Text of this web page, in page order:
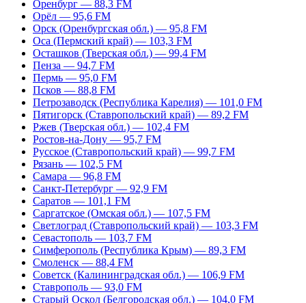
Оренбург — 88,3 FM
Орёл — 95,6 FM
Орск (Оренбургская обл.) — 95,8 FM
Оса (Пермский край) — 103,3 FM
Осташков (Тверская обл.) — 99,4 FM
Пенза — 94,7 FM
Пермь — 95,0 FM
Псков — 88,8 FM
Петрозаводск (Республика Карелия) — 101,0 FM
Пятигорск (Ставропольский край) — 89,2 FM
Ржев (Тверская обл.) — 102,4 FM
Ростов-на-Дону — 95,7 FM
Русское (Ставропольский край) — 99,7 FM
Рязань — 102,5 FM
Самара — 96,8 FM
Санкт-Петербург — 92,9 FM
Саратов — 101,1 FM
Саргатское (Омская обл.) — 107,5 FM
Светлоград (Ставропольский край) — 103,3 FM
Севастополь — 103,7 FM
Симферополь (Республика Крым) — 89,3 FM
Смоленск — 88,4 FM
Советск (Калининградская обл.) — 106,9 FM
Ставрополь — 93,0 FM
Старый Оскол (Белгородская обл.) — 104,0 FM